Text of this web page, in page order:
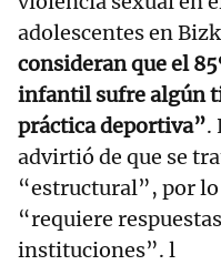
adolescentes en
consideran que el
infantil sufre algún
práctica deportiva”.
advirtió de que se
“estructural”, por
“requiere
instituciones”. l